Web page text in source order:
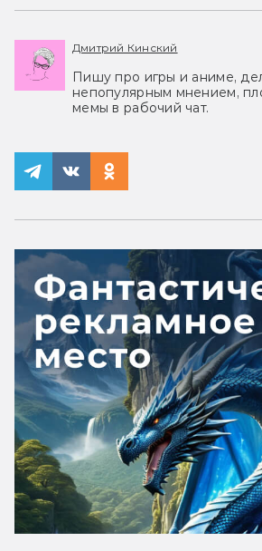
Дмитрий Кинский
Пишу про игры и аниме,
непопулярным мнением,
мемы в рабочий чат.